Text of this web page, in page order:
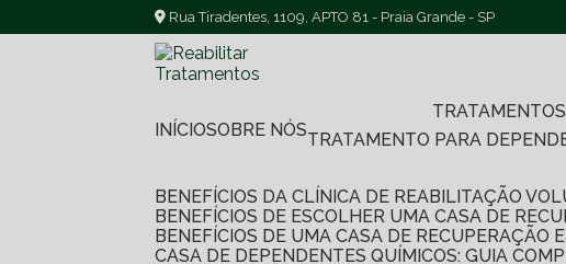
Rua Tiradentes, 1109, APTO 81 - Praia Grande - SP
INÍCIO SOBRE NÓS
TRATAMENTOS
TRATAMENTO PARA
BENEFÍCIOS DA CLÍNICA DE REABILITAÇÃO
BENEFÍCIOS DE ESCOLHER UMA CASA DE
BENEFÍCIOS DE UMA CASA DE RECUPERAÇÃO
CASA DE DEPENDENTES QUÍMICOS: GUIA